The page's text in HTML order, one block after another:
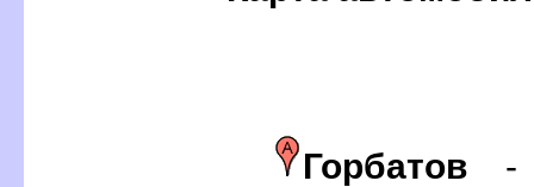
Горбато